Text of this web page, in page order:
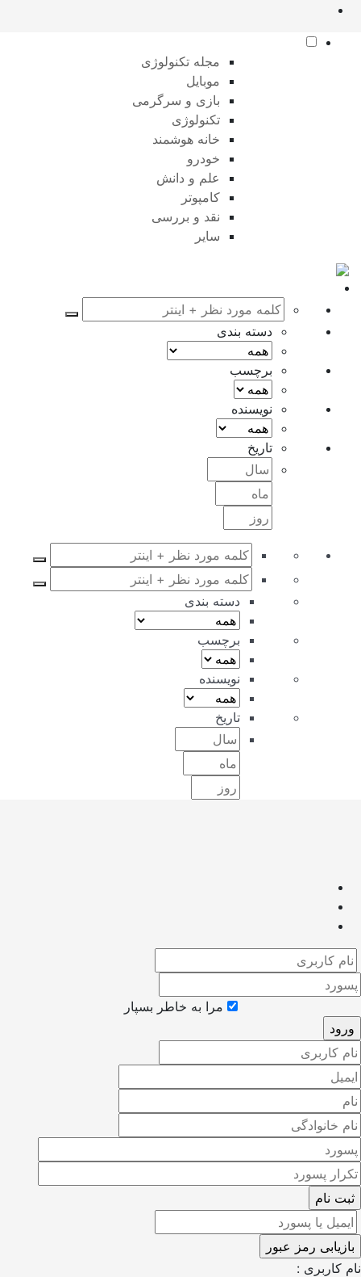
مجله تکنولوژی
موبایل
بازی و سرگرمی
تکنولوژی
خانه هوشمند
خودرو
علم و دانش
کامپوتر
نقد و بررسی
سایر
دسته بندی
برچسب
نویسنده
تاریخ
دسته بندی
برچسب
نویسنده
تاریخ
مرا به خاطر بسپار
: